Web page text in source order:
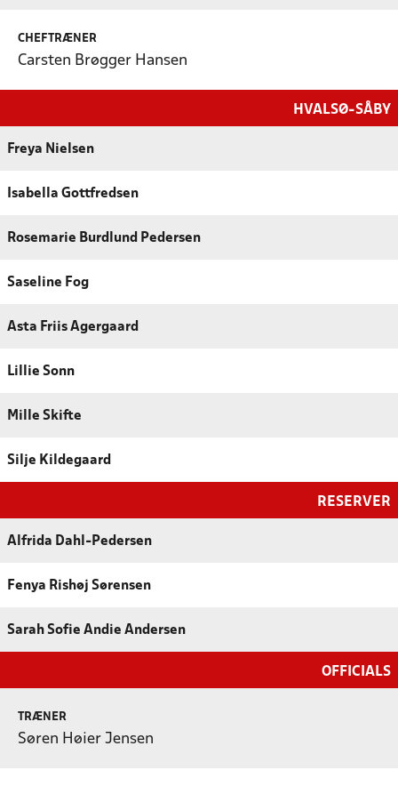
CHEFTRÆNER
Carsten Brøgger Hansen
HVALSØ-SÅBY
Freya Nielsen
Isabella Gottfredsen
Rosemarie Burdlund Pedersen
Saseline Fog
Asta Friis Agergaard
Lillie Sonn
Mille Skifte
Silje Kildegaard
RESERVER
Alfrida Dahl-Pedersen
Fenya Rishøj Sørensen
Sarah Sofie Andie Andersen
OFFICIALS
TRÆNER
Søren Høier Jensen